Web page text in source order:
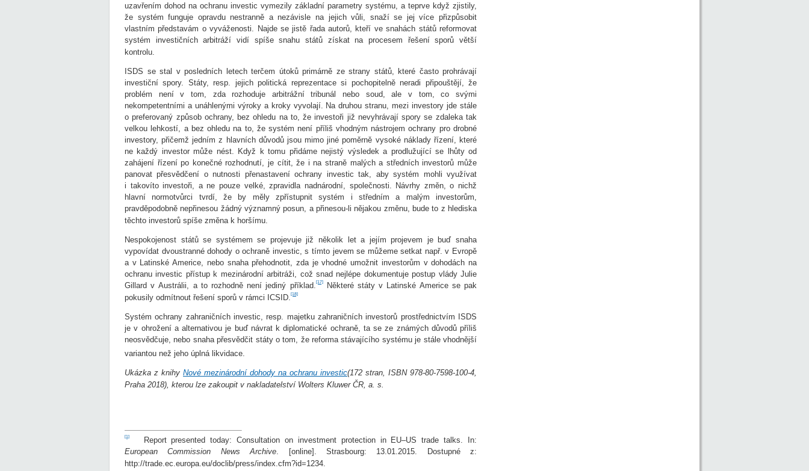
uzavřením dohod na ochranu investic vymezily základní parametry systému, a teprve když zjistily,
že systém funguje opravdu nestranně a nezávisle na jejich vůli, snaží se jej více přizpůsobit
vlastním představám o vyváženosti. Najde se jistě řada autorů, kteří ve snahách států reformovat
systém investičních arbitráží vidí spíše snahu států získat na procesem řešení sporů větší
kontrolu.
ISDS se stal v posledních letech terčem útoků primárně ze strany států, které často prohrávají
investiční spory. Státy, resp. jejich politická reprezentace si pochopitelně neradi připouštějí, že
problém není v tom, zda rozhoduje arbitrážní tribunál nebo soud, ale v tom, co svými
nekompetentními a unáhlenými výroky a kroky vyvolají. Na druhou stranu, mezi investory jde stále
o preferovaný způsob ochrany, bez ohledu na to, že investoři již nevyhrávají spory se zdaleka tak
velkou lehkostí, a bez ohledu na to, že systém není příliš vhodným nástrojem ochrany pro drobné
investory, přičemž jedním z hlavních důvodů jsou mimo jiné poměrně vysoké náklady řízení, které
ne každý investor může nést. Když k tomu přidáme nejistý výsledek a prodlužující se lhůty od
zahájení řízení po konečné rozhodnutí, je cítit, že i na straně malých a středních investorů může
panovat přesvědčení o nutnosti přenastavení ochrany investic tak, aby systém mohli využívat
i takovíto investoři, a ne pouze velké, zpravidla nadnárodní, společnosti. Návrhy změn, o nichž
hlavní normotvůrci tvrdí, že by měly zpřístupnit systém i středním a malým investorům,
pravděpodobně nepřinesou žádný významný posun, a přinesou-li nějakou změnu, bude to z hlediska
těchto investorů spíše změna k horšímu.
Nespokojenost států se systémem se projevuje již několik let a jejím projevem je buď snaha
vypovídat dvoustranné dohody o ochraně investic, s tímto jevem se můžeme setkat např. v Evropě
a v Latinské Americe, nebo snaha přehodnotit, zda je vhodné umožnit investorům v dohodách na
ochranu investic přístup k mezinárodní arbitráži, což snad nejlépe dokumentuje postup vlády Julie
Gillard v Austrálii, a to rozhodně není jediný příklad. [17]Některé státy v Latinské Americe se pak
pokusily odmítnout řešení sporů v rámci ICSID. [18]
Systém ochrany zahraničních investic, resp. majetku zahraničních investorů prostřednictvím ISDS
je v ohrožení a alternativou je buď návrat k diplomatické ochraně, ta se ze známých důvodů příliš
neosvědčuje, nebo snaha přesvědčit státy o tom, že reforma stávajícího systému je stále vhodnější
variantou než jeho úplná likvidace.
Ukázka z knihy Nové mezinárodní dohody na ochranu investic(172 stran, ISBN 978-80-7598-100-4,
Praha 2018), kterou lze zakoupit v nakladatelství Wolters Kluwer ČR, a. s.
[1]
Report presented today: Consultation on investment protection in EU–US trade talks. In:
European Commission News Archive . [online]. Strasbourg: 13.01.2015. Dostupné z:
http://trade.ec.europa.eu/doclib/press/index.cfm?id=1234.